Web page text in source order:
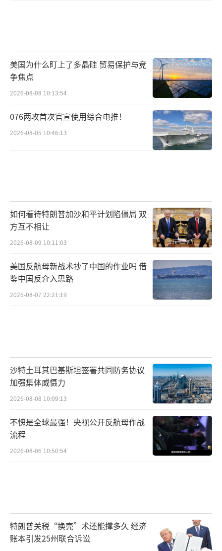
美国为什么盯上了多晶硅 贸易保护与竞
争焦点
2026-08-08 10:13:54
076两攻首次官宣使用综合电推！
2026-08-05 10:46:13
如何看待特朗普加沙和平计划陷僵局 双
方互不相让
2026-08-09 10:11:03
美国反航母新战术抄了中国的作业吗 借
鉴中国反介入思路
2026-08-07 22:21:19
沙特土耳其巴基斯坦签署共同防务协议
加强集体威慑力
2026-08-08 10:09:13
不愧是全球最强！央视公开反航母作战
流程
2026-08-06 10:50:54
特朗普关税“换壳”术还能撑多久 经济
账本引发25州联合诉讼